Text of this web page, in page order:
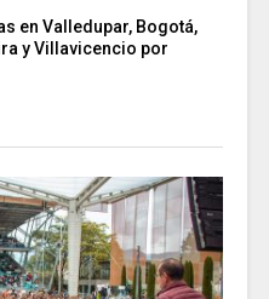
en Valledupar, Bogotá,
y Villavicencio por